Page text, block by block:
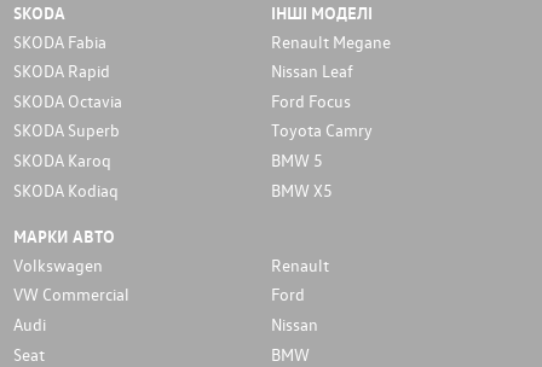
SKODA
SKODA Fabia
SKODA Rapid
SKODA Octavia
SKODA Superb
SKODA Karoq
SKODA Kodiaq
ІНШІ МОДЕЛІ
Renault Megane
Nissan Leaf
Ford Focus
Toyota Camry
BMW 5
BMW X5
МАРКИ АВТО
Volkswagen
Renault
VW Commercial
Ford
Audi
Nissan
Seat
BMW